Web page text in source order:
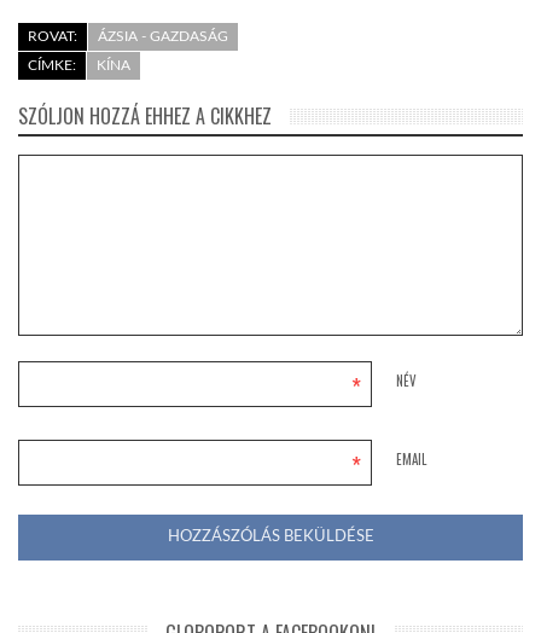
ROVAT:
ÁZSIA - GAZDASÁG
CÍMKE:
KÍNA
SZÓLJON HOZZÁ EHHEZ A CIKKHEZ
NÉV
*
EMAIL
*